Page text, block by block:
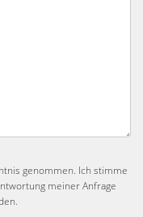
genommen. Ich stimme
meiner Anfrage